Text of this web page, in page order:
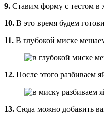
9. Ставим форму с тестом в
10. В это время будем
11. В глубокой миске
12. После этого разбиваем
13. Сюда можно добавить